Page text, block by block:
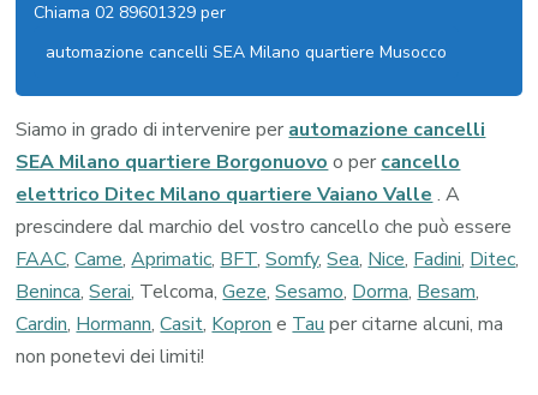
Chiama 02 89601329 per
automazione cancelli SEA Milano quartiere Musocco
Siamo in grado di intervenire perautomazione cancelli
SEA Milano quartiere Borgonuovoo percancello
elettrico Ditec Milano quartiere Vaiano Valle. A
prescindere dal marchio del vostro cancello che può essere
FAAC,Came,Aprimatic,BFT,Somfy,Sea,Nice,Fadini,Ditec,
Beninca,Serai, Telcoma,Geze,Sesamo,Dorma,Besam,
Cardin,Hormann,Casit,KoproneTauper citarne alcuni, ma
non ponetevi dei limiti!